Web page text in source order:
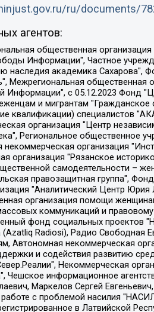
ru/documents/
агентов:
общество "МЕМОРИАЛ", Городская общественная организация "Рязанское историко-просветительское и правозащитное общество "Мемориал" (Рязанский Мемориал), Челябинский региональный орган общественной самодеятельности – женское общественное объединение "Женщины Евразии", Челябинский региональный орган общественной самодеятельности "Уральская правозащитная группа", Фонд содействия защите здоровья и социальной справедливости имени Андрея Рылькова, Автономная Некоммерческая Организация "Аналитический Центр Юрия Левады", Автономная некоммерческая организация социальной поддержки населения "Проект Апрель", Региональная общественная организация помощи женщинам и детям, находящимся в кризисной ситуации "Информационно-методический центр "Анна", Фонд содействия развитию массовых коммуникаций и правовому просвещению "Так-так-Так", Фонд содействия устойчивому развитию "Серебряная тайга", Свердловский региональный общественный фонд социальных проектов "Новое время", "Idel.Реалии", Кавказ.Реалии, Крым.Реалии, Телеканал Настоящее Время, Татаро-башкирская служба Радио Свобода (Azatliq Radiosi), Радио Свободная Европа/Радио Свобода (PCE/PC), "Сибирь.Реалии", "Фактограф", Благотворительный фонд помощи осужденным и их семьям, Автономная некоммерческая организация "Институт глобализации и социальных движений", Фонд "В защиту прав заключенных", Частное учреждение "Центр поддержки и содействия развитию средств массовой информации", Пензенский региональный общественный благотворительный фонд "Гражданский союз", "Север.Реалии", Некоммерческая организация Фонд "Правовая инициатива", Общество с ограниченной ответственностью "Радио Свободная Европа/Радио Свобода", Чешское информационное агентство "MEDIUM-ORIENT", Красноярская региональная общественная организация "Мы против СПИДа", Камалягин Денис Николаевич, Маркелов Сергей Евгеньевич, Пономарев Лев Александрович, Савицкая Людмила Алексеевна, Автономная некоммерческая организация "Центр по работе с проблемой насилия "НАСИЛИЮ.НЕТ", Межрегиональный профессиональный союз работников